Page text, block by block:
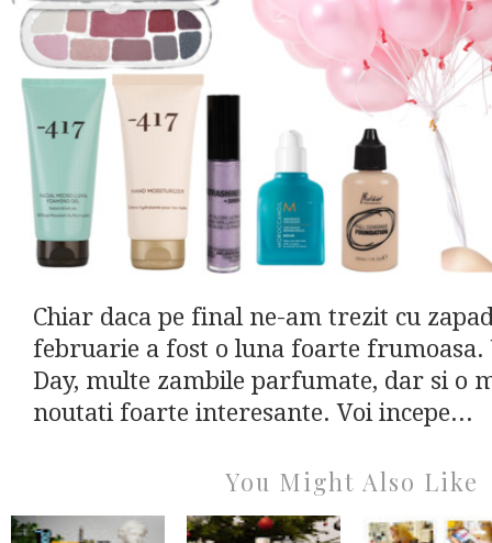
Chiar daca pe final ne-am trezit cu
februarie a fost o luna foarte frumoasa.
Day, multe zambile parfumate, dar si o
noutati foarte interesante. Voi incepe...
You Might Also Like